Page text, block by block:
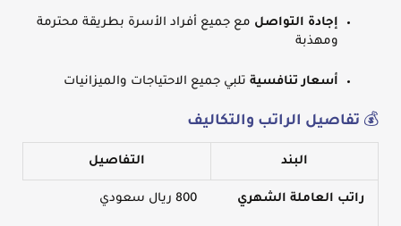
إجادة التواصل مع جميع أفراد الأسرة بطريقة محترمة
ومهذبة
أسعار تنافسية تلبي جميع الاحتياجات والميزانيات
💰 تفاصيل الراتب والتكاليف
البند التفاصيل
راتب العاملة الشهري 800 ريال سعودي